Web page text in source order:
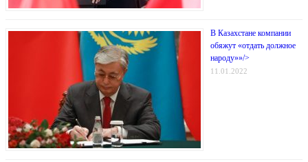
В Казахстане компании
обяжут «отдать должное
народу»»/>
11.01.2022